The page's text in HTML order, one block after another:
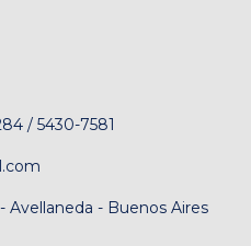
/ 5430-7581
Avellaneda - Buenos Aires